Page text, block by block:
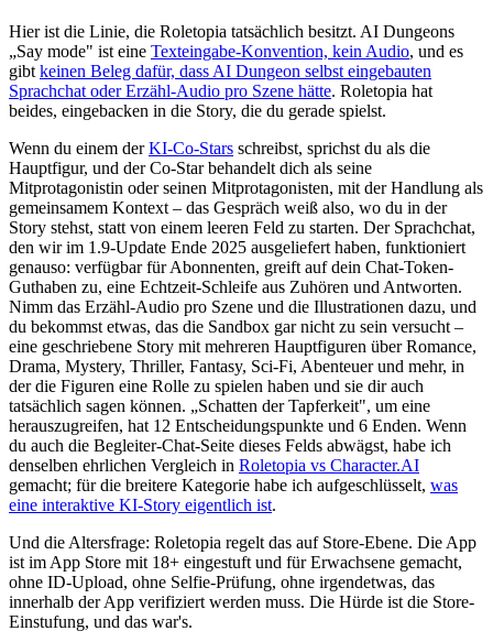
Hier ist die Linie, die Roletopia tatsächlich besitzt. AI Dungeons
„Say mode" ist eine Texteingabe-Konvention, kein Audio, und es
gibt keinen Beleg dafür, dass AI Dungeon selbst eingebauten
Sprachchat oder Erzähl-Audio pro Szene hätte. Roletopia hat
beides, eingebacken in die Story, die du gerade spielst.
Wenn du einem derKI-Co-Stars schreibst, sprichst du als die
Hauptfigur, und der Co-Star behandelt dich als seine
Mitprotagonistin oder seinen Mitprotagonisten, mit der Handlung als
gemeinsamem Kontext – das Gespräch weiß also, wo du in der
Story stehst, statt von einem leeren Feld zu starten. Der Sprachchat,
den wir im 1.9-Update Ende 2025 ausgeliefert haben, funktioniert
genauso: verfügbar für Abonnenten, greift auf dein Chat-Token-
Guthaben zu, eine Echtzeit-Schleife aus Zuhören und Antworten.
Nimm das Erzähl-Audio pro Szene und die Illustrationen dazu, und
du bekommst etwas, das die Sandbox gar nicht zu sein versucht –
eine geschriebene Story mit mehreren Hauptfiguren über Romance,
Drama, Mystery, Thriller, Fantasy, Sci-Fi, Abenteuer und mehr, in
der die Figuren eine Rolle zu spielen haben und sie dir auch
tatsächlich sagen können. „Schatten der Tapferkeit", um eine
herauszugreifen, hat 12 Entscheidungspunkte und 6 Enden. Wenn
du auch die Begleiter-Chat-Seite dieses Felds abwägst, habe ich
denselben ehrlichen Vergleich in Roletopia vs Character.AI
gemacht; für die breitere Kategorie habe ich aufgeschlüsselt, was
eine interaktive KI-Story eigentlich ist.
Und die Altersfrage: Roletopia regelt das auf Store-Ebene. Die App
ist im App Store mit 18+ eingestuft und für Erwachsene gemacht,
ohne ID-Upload, ohne Selfie-Prüfung, ohne irgendetwas, das
innerhalb der App verifiziert werden muss. Die Hürde ist die Store-
Einstufung, und das war's.